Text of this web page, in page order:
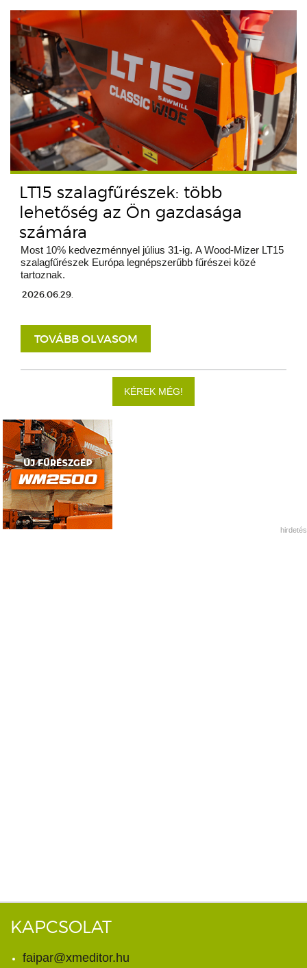
LT15 szalagfűrészek: több
lehetőség az Ön gazdasága
számára
Most 10% kedvezménnyel július 31-ig. A Wood-Mizer LT15
szalagfűrészek Európa legnépszerűbb fűrészei közé
tartoznak.
2026.06.29.
TOVÁBB OLVASOM
KÉREK MÉG!
hirdetés
KAPCSOLAT
faipar@xmeditor.hu